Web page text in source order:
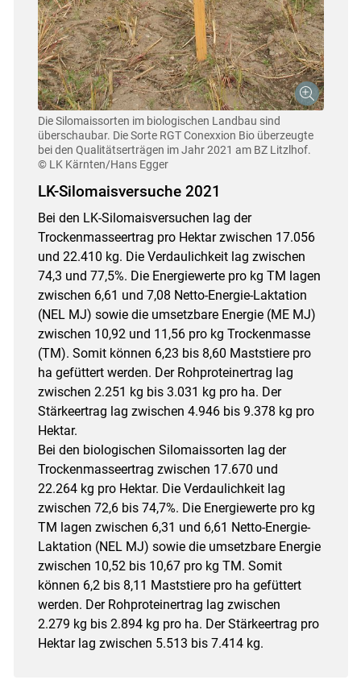
Die Silomaissorten im biologischen Landbau sind
überschaubar. Die Sorte RGT Conexxion Bio überzeugte
bei den Qualitätserträgen im Jahr 2021 am BZ Litzlhof.
© LK Kärnten/Hans Egger
LK-Silomaisversuche 2021
Bei den LK-Silomaisversuchen lag der
Trockenmasseertrag pro Hektar zwischen 17.056
und 22.410 kg. Die Verdaulichkeit lag zwischen
74,3 und 77,5%. Die Energiewerte pro kg TM lagen
zwischen 6,61 und 7,08 Netto-Energie-Laktation
(NEL MJ) sowie die umsetzbare Energie (ME MJ)
zwischen 10,92 und 11,56 pro kg Trockenmasse
(TM). Somit können 6,23 bis 8,60 Maststiere pro
ha gefüttert werden. Der Rohproteinertrag lag
zwischen 2.251 kg bis 3.031 kg pro ha. Der
Stärkeertrag lag zwischen 4.946 bis 9.378 kg pro
Hektar.
Bei den biologischen Silomaissorten lag der
Trockenmasseertrag zwischen 17.670 und
22.264 kg pro Hektar. Die Verdaulichkeit lag
zwischen 72,6 bis 74,7%. Die Energiewerte pro kg
TM lagen zwischen 6,31 und 6,61 Netto-Energie-
Laktation (NEL MJ) sowie die umsetzbare Energie
zwischen 10,52 bis 10,67 pro kg TM. Somit
können 6,2 bis 8,11 Maststiere pro ha gefüttert
werden. Der Rohproteinertrag lag zwischen
2.279 kg bis 2.894 kg pro ha. Der Stärkeertrag pro
Hektar lag zwischen 5.513 bis 7.414 kg.